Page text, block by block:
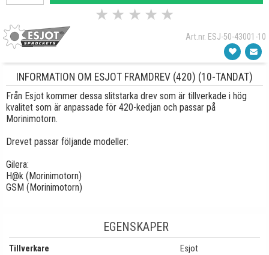
★ ★ ★ ★ ★
Art.nr. ESJ-50-43001-10
INFORMATION OM ESJOT FRAMDREV (420) (10-TANDAT)
Från Esjot kommer dessa slitstarka drev som är tillverkade i hög
kvalitet som är anpassade för 420-kedjan och passar på
Morinimotorn.
Drevet passar följande modeller:
Gilera:
H@k (Morinimotorn)
GSM (Morinimotorn)
EGENSKAPER
Tillverkare Esjot